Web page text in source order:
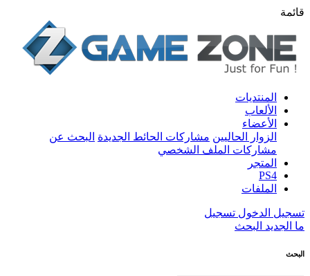
قائمة
المنتديات
الألعاب
الأعضاء
الزوار الحاليين مشاركات الحائط الجديدة البحث عن
مشاركات الملف الشخصي
المتجر
PS4
الملفات
تسجيل الدخول تسجيل
ما الجديد البحث
البحث